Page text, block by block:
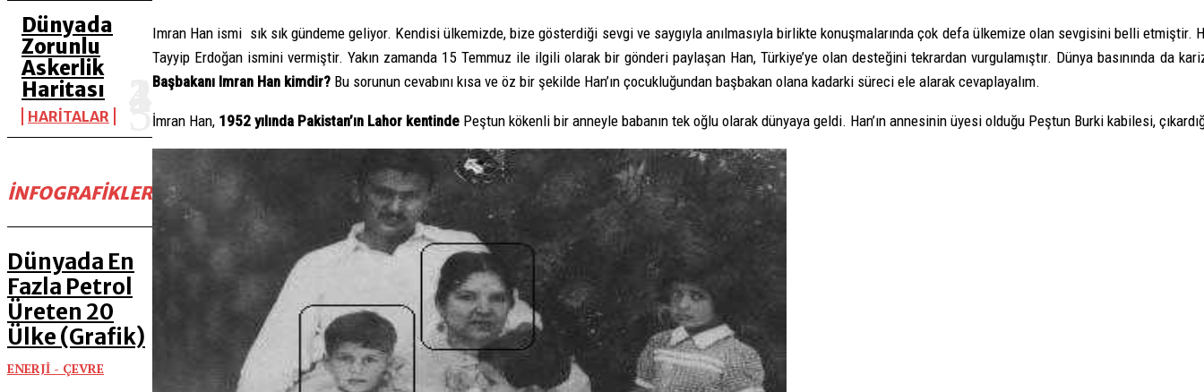
Dünyada
Zorunlu
Askerlik
Haritası
HARİTALAR
İNFOGRAFIKLER
Dünyada En
Fazla Petrol
Üreten 20
Ülke (Grafik)
ENERJİ - ÇEVRE
Imran Han ismi sık sık gündeme geliyor. Kendisi ülkemizde, bize gösterdiği sevgi ve saygıyla anılmasıyla birlikte konuşmalarında çok defa ülkemize olan sevgisini belli etmiştir.
Tayyip Erdoğan ismini vermiştir. Yakın zamanda 15 Temmuz ile ilgili olarak bir gönderi paylaşan Han, Türkiye’ye olan desteğini tekrardan vurgulamıştır. Dünya basınında da
Başbakanı Imran Han kimdir? Bu sorunun cevabını kısa ve öz bir şekilde Han’ın çocukluğundan başbakan olana kadarki süreci ele alarak cevaplayalım.
İmran Han, 1952 yılında Pakistan’ın Lahor kentinde Peştun kökenli bir anneyle babanın tek oğlu olarak dünyaya geldi. Han’ın annesinin üyesi olduğu Peştun Burki kabilesi,